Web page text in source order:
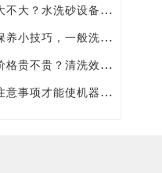
水洗砂利润大不大？水洗砂设备价格多少？
螺旋洗砂机保养小技巧，一般洗砂设备生产厂家不会告诉你的！
山沙洗砂机价格贵不贵？清洗效果好不好？
了解洗沙机注意事项才能使机器更耐用